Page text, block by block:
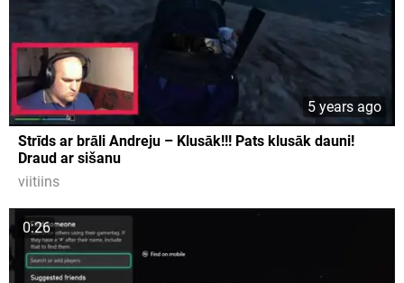
5 years ago
Strīds ar brāli Andreju – Klusāk!!! Pats klusāk dauni!
Draud ar sišanu
viitiins
0:26